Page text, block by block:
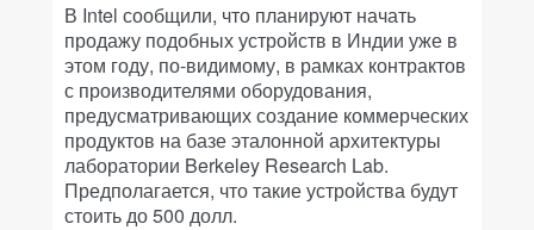
В Intel сообщили, что планируют начать
продажу подобных устройств в Индии уже в
этом году, по-видимому, в рамках контрактов
с производителями оборудования,
предусматривающих создание коммерческих
продуктов на базе эталонной архитектуры
лаборатории Berkeley Research Lab.
Предполагается, что такие устройства будут
стоить до 500 долл.